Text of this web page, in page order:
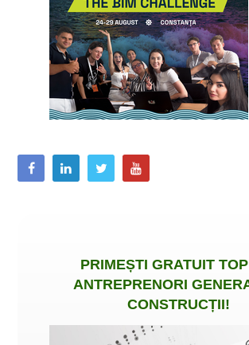
PRIMEȘTI GRATUIT
ANTREPRENORI
CONSTRUCȚII!